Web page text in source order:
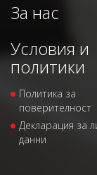
За нас
Условия и
политики
Политика за
поверителност
Декларация за
данни